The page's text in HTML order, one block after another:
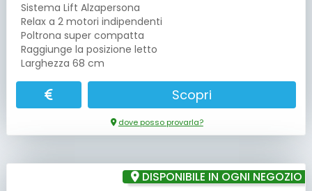
Sistema Lift Alzapersona
Relax a 2 motori indipendenti
Poltrona super compatta
Raggiunge la posizione letto
Larghezza 68 cm
Scopri
dove posso provarla?
DISPONIBILE IN OGNI NEGOZIO